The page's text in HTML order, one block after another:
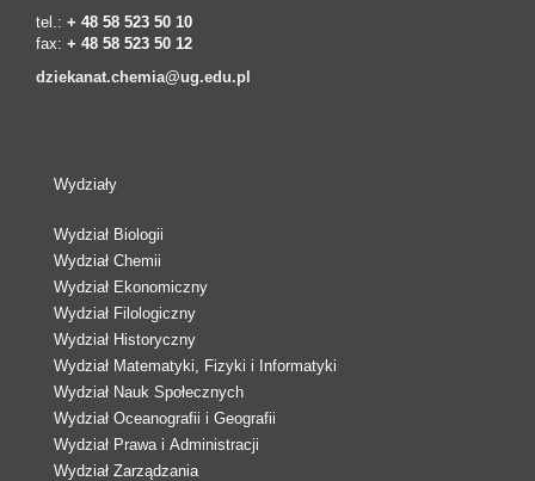
tel.: + 48 58 523 50 10
fax: + 48 58 523 50 12
dziekanat.chemia@ug.edu.pl
Wydziały
Wydział Biologii
Wydział Chemii
Wydział Ekonomiczny
Wydział Filologiczny
Wydział Historyczny
Wydział Matematyki, Fizyki i Informatyki
Wydział Nauk Społecznych
Wydział Oceanografii i Geografii
Wydział Prawa i Administracji
Wydział Zarządzania